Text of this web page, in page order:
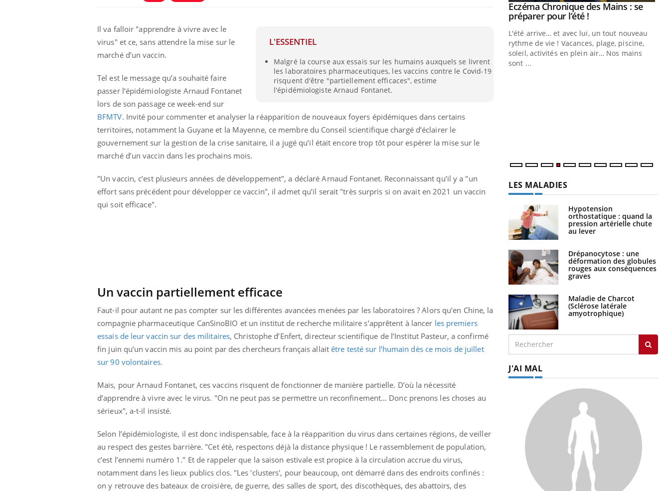
L'ESSENTIEL
Malgré la course aux essais sur les humains auxquels se livrent
les laboratoires pharmaceutiques, les vaccins contre le Covid-19
risquent d'être "partiellement efficaces", estime
l'épidémiologiste Arnaud Fontanet.
Il va falloir "apprendre à vivre avec le
virus" et ce, sans attendre la mise sur le
marché d’un vaccin.
Tel est le message qu’a souhaité faire
passer l’épidémiologiste Arnaud Fontanet
lors de son passage ce week-end sur
BFMTV. Invité pour commenter et analyser la réapparition de nouveaux foyers épidémiques dans certains
territoires, notamment la Guyane et la Mayenne, ce membre du Conseil scientifique chargé d’éclairer le
gouvernement sur la gestion de la crise sanitaire, il a jugé qu’il était encore trop tôt pour espérer la mise sur le
marché d’un vaccin dans les prochains mois.
"Un vaccin, c’est plusieurs années de développement", a déclaré Arnaud Fontanet. Reconnaissant qu’il y a "un
effort sans précédent pour développer ce vaccin", il admet qu’il serait "très surpris si on avait en 2021 un vaccin
qui soit efficace".
Un vaccin partiellement efficace
Faut-il pour autant ne pas compter sur les différentes avancées menées par les laboratoires ? Alors qu’en Chine, la
compagnie pharmaceutique CanSinoBIO et un institut de recherche militaire s’apprêtent à lancer les premiers
essais de leur vaccin sur des militaires, Christophe d’Enfert, directeur scientifique de l’Institut Pasteur, a confirmé
fin juin qu’un vaccin mis au point par des chercheurs français allaitêtre testé sur l’humain dès ce mois de juillet
sur 90 volontaires.
Mais, pour Arnaud Fontanet, ces vaccins risquent de fonctionner de manière partielle. D’où la nécessité
d’apprendre à vivre avec le virus. "On ne peut pas se permettre un reconfinement… Donc prenons les choses au
sérieux", a-t-il insisté.
Selon l’épidémiologiste, il est donc indispensable, face à la réapparition du virus dans certaines régions, de veiller
au respect des gestes barrière. "Cet été, respectons déjà la distance physique ! Le rassemblement de population,
c’est l’ennemi numéro 1." Et de rappeler que la saison estivale est propice à la circulation accrue du virus,
notamment dans les lieux publics clos. "Les 'clusters', pour beaucoup, ont démarré dans des endroits confinés :
on y retrouve des bateaux de croisière, de guerre, des salles de sport, des discothèques, des abattoirs, des
Il y a des sujets qui sont faciles à aborder...
d'autres non ! D'un côté, poser des
questions sur la maladie d'un proche c'est
Fatigue, irritabilité, brouillard mental ou
même alopécie… Les symptômes de la
Youtube
Eczéma Chronique des Mains : se
préparer pour l’été !Youtube
L'été arrive… et avec lui, un tout nouveau
rythme de vie ! Vacances, plage, piscine,
soleil, activités en plein air… Nos mains
sont ...
LES MALADIES
Hypotension
orthostatique : quand la
pression artérielle chute
au lever
Drépanocytose : une
déformation des globules
rouges aux conséquences
graves
Maladie de Charcot
(Sclérose latérale
amyotrophique)
J'AI MAL